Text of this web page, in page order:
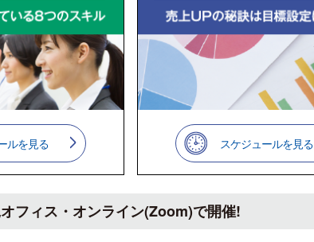
ルを見る スケジュールを見る
フィス・オンライン(Zoom)で開催!